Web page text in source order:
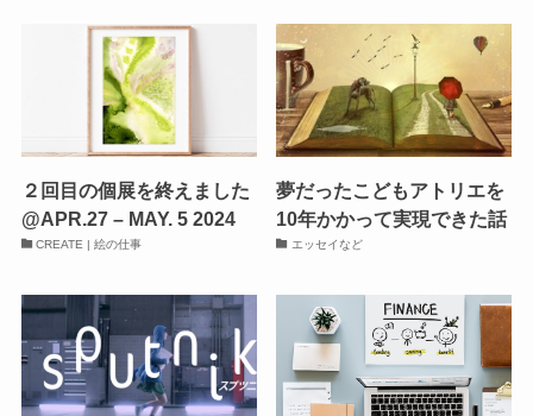
２回目の個展を終えました
@APR.27 – MAY. 5 2024
CREATE | 絵の仕事
夢だったこどもアトリエを
10年かかって実現できた話
エッセイなど